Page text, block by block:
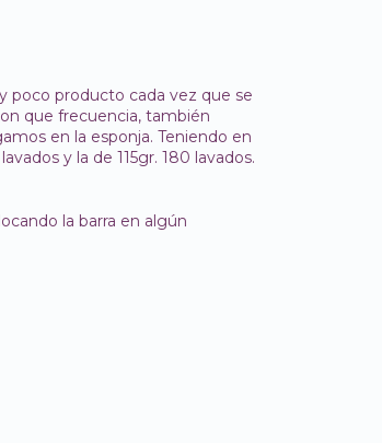
poco producto cada vez que se
que frecuencia, también
en la esponja. Teniendo en
y la de 115gr. 180 lavados.
la barra en algún